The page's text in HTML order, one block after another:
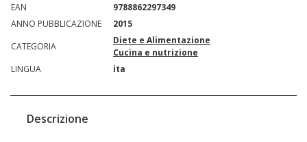
EAN
9788862297349
ANNO PUBBLICAZIONE
2015
CATEGORIA
Diete e Alimentazione
Cucina e nutrizione
LINGUA
ita
Descrizione